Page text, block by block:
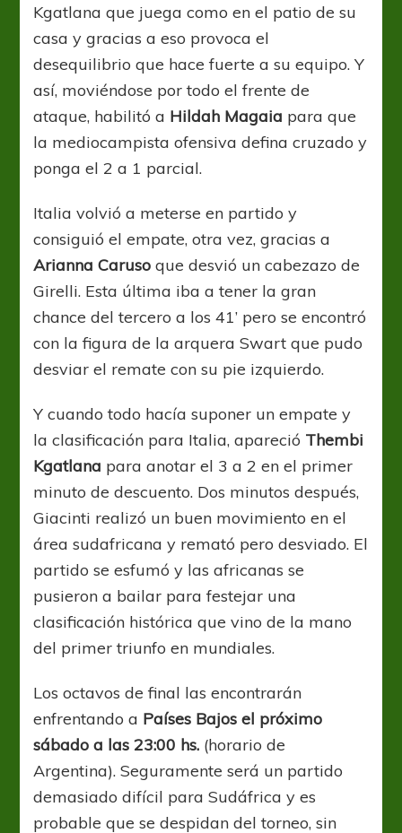
Kgatlana que juega como en el patio de su
casa y gracias a eso provoca el
desequilibrio que hace fuerte a su equipo. Y
así, moviéndose por todo el frente de
ataque, habilitó a Hildah Magaia para que
la mediocampista ofensiva defina cruzado y
ponga el 2 a 1 parcial.
Italia volvió a meterse en partido y
consiguió el empate, otra vez, gracias a
Arianna Caruso que desvió un cabezazo de
Girelli. Esta última iba a tener la gran
chance del tercero a los 41’ pero se encontró
con la figura de la arquera Swart que pudo
desviar el remate con su pie izquierdo.
Y cuando todo hacía suponer un empate y
la clasificación para Italia, apareció Thembi
Kgatlana para anotar el 3 a 2 en el primer
minuto de descuento. Dos minutos después,
Giacinti realizó un buen movimiento en el
área sudafricana y remató pero desviado. El
partido se esfumó y las africanas se
pusieron a bailar para festejar una
clasificación histórica que vino de la mano
del primer triunfo en mundiales.
Los octavos de final las encontrarán
enfrentando a Países Bajos el próximo
sábado a las 23:00 hs. (horario de
Argentina). Seguramente será un partido
demasiado difícil para Sudáfrica y es
probable que se despidan del torneo, sin